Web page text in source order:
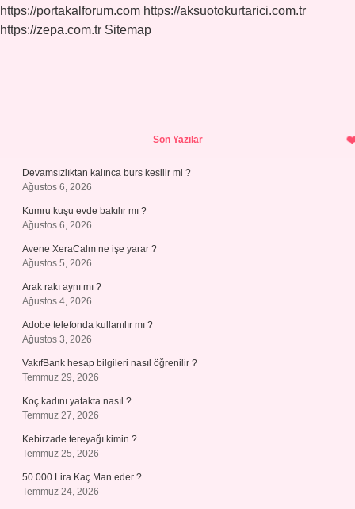
https://portakalforum.com https://aksuotokurtarici.com.tr
https://zepa.com.tr Sitemap
Son Yazılar
Devamsızlıktan kalınca burs kesilir mi ?
Ağustos 6, 2026
Kumru kuşu evde bakılır mı ?
Ağustos 6, 2026
Avene XeraCalm ne işe yarar ?
Ağustos 5, 2026
Arak rakı aynı mı ?
Ağustos 4, 2026
Adobe telefonda kullanılır mı ?
Ağustos 3, 2026
VakıfBank hesap bilgileri nasıl öğrenilir ?
Temmuz 29, 2026
Koç kadını yatakta nasıl ?
Temmuz 27, 2026
Kebirzade tereyağı kimin ?
Temmuz 25, 2026
50.000 Lira Kaç Man eder ?
Temmuz 24, 2026